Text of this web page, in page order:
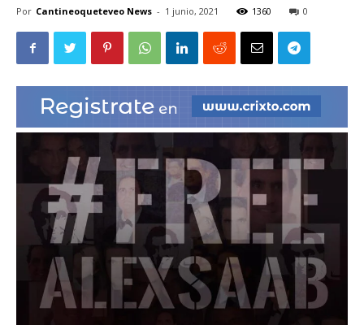
|
Ultima
Hora
Por Cantineoqueteveo News - 1 junio, 2021 1360 0